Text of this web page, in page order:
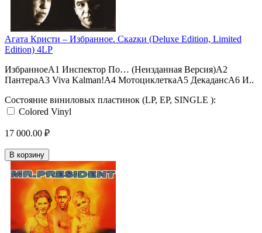
Агата Кристи ‎– Избранное. Скаzки (Deluxe Edition, Limited
Edition) 4LP
ИзбранноеA1 Инспектор По… (Неизданная Версия)A2
ПантераA3 Viva Kalman!A4 МотоциклеткаA5 ДекадансA6 И..
Состояние виниловых пластинок (LP, EP, SINGLE ):
Colored Vinyl
17 000.00 ₽
В корзину